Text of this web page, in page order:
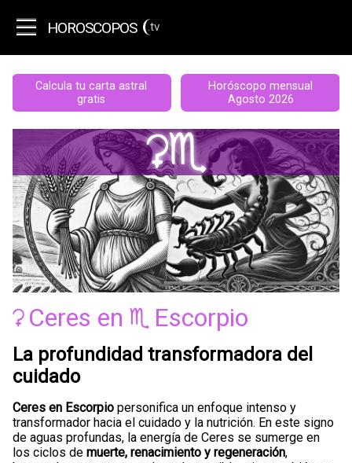
HOROSCOPOS .tv
Calcula tu carta astral
gratis
Horóscopo mensual
Agosto 2026
Vh
Ceres en Escorpio
La profundidad transformadora del
cuidado
Ceres en Escorpio personifica un enfoque intenso y
transformador hacia el cuidado y la nutrición. En este signo
de aguas profundas, la energía de Ceres se sumerge en
los ciclos de muerte, renacimiento y regeneración,